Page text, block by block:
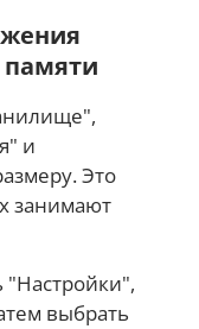
и
Это
занимают
"Настройки",
выбрать